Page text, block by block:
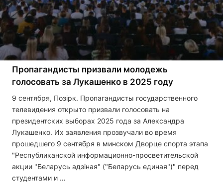
Пропагандисты призвали молодежь
голосовать за Лукашенко в 2025 году
9 сентября, Позірк. Пропагандисты государственного
телевидения открыто призвали голосовать на
президентских выборах 2025 года за Александра
Лукашенко. Их заявления прозвучали во время
прошедшего 9 сентября в минском Дворце спорта этапа
"Республиканской информационно-просветительской
акции "Беларусь адзiная" ("Беларусь единая")" перед
студентами и …